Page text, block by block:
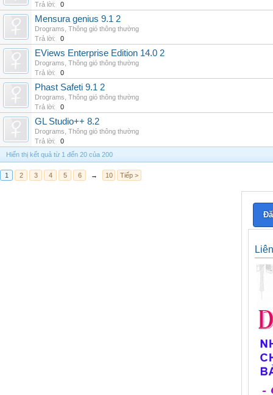
Trả lời:
0
Mensura genius 9.1 2
Drograms Thông gió thông thường
Trả lời:
0
EViews Enterprise Edition 14.0 2
Drograms Thông gió thông thường
Trả lời:
0
Phast Safeti 9.1 2
Drograms Thông gió thông thường
Trả lời:
0
GL Studio++ 8.2
Drograms Thông gió thông thường
Trả lời:
0
Hiển thị kết quả từ 1 đến 20 của 200
1 2 3 4 5 6 → 10 Tiếp >